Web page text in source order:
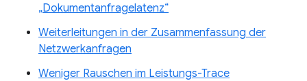
„Dokumentanfragelatenz“
Weiterleitungen in der Zusammenfassung der
Netzwerkanfragen
Weniger Rauschen im Leistungs-Trace